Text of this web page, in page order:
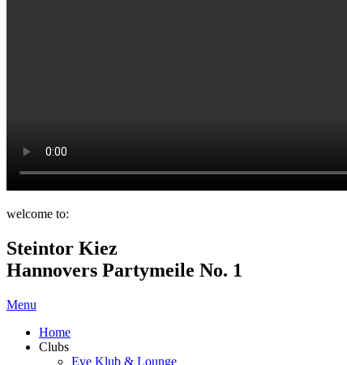
welcome to:
Steintor Kiez
Hannovers Partymeile No. 1
Menu
Home
Clubs
Eve Klub & Lounge